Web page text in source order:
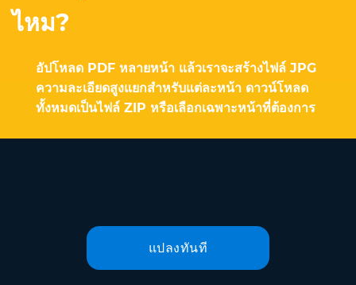
ไหม?
อัปโหลด PDF หลายหน้า แล้วเราจะสร้างไฟล์ JPG
ความละเอียดสูงแยกสำหรับแต่ละหน้า ดาวน์โหลด
ทั้งหมดเป็นไฟล์ ZIP หรือเลือกเฉพาะหน้าที่ต้องการ
แปลงทันที